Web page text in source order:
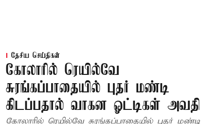
தேசிய செய்திகள்
கோலாரில் ரெயில்வே
சுரங்கப்பாதையில் புதர் மண்டி
கிடப்பதால் வாகன ஓட்டிகள் அவதி
கோலாரில் ரெயில்வே சுரங்கப்பாதையில் புதர் மண்டி